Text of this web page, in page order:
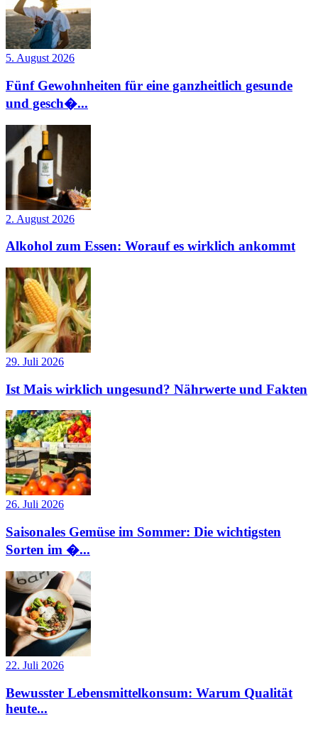
5. August 2026
Fünf Gewohnheiten für eine ganzheitlich gesunde
und gesch�...
2. August 2026
Alkohol zum Essen: Worauf es wirklich ankommt
29. Juli 2026
Ist Mais wirklich ungesund? Nährwerte und Fakten
26. Juli 2026
Saisonales Gemüse im Sommer: Die wichtigsten
Sorten im �...
22. Juli 2026
Bewusster Lebensmittelkonsum: Warum Qualität
heute...